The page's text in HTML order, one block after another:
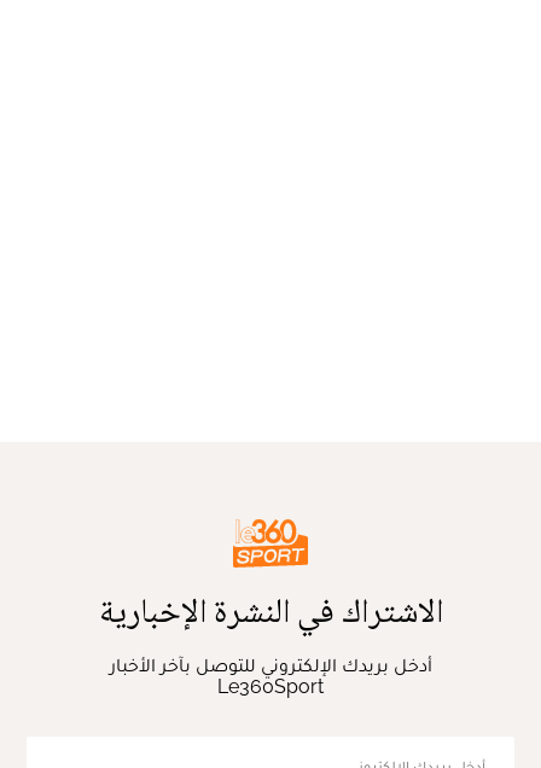
الاشتراك في النشرة الإخبارية
أدخل بريدك الإلكتروني للتوصل بآخر الأخبار
Le360Sport